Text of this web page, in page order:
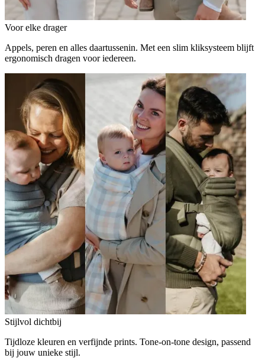
Voor elke drager
Appels, peren en alles daartussenin. Met een slim kliksysteem blijft
ergonomisch dragen voor iedereen.
Stijlvol dichtbij
Tijdloze kleuren en verfijnde prints. Tone-on-tone design, passend
bij jouw unieke stijl.